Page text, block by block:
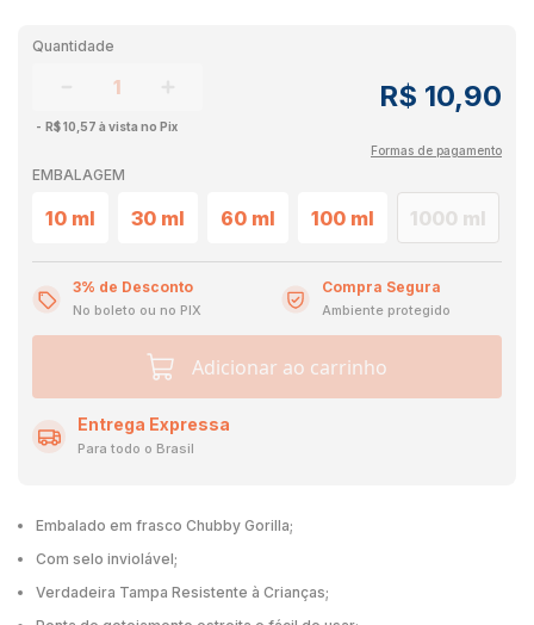
Quantidade
R$ 10,90
R$ 10,57 à vista no Pix
Formas de pagamento
EMBALAGEM
10 ml 30 ml 60 ml 100 ml 1000 ml
3% de Desconto
No boleto ou no PIX
Compra Segura
Ambiente protegido
Adicionar ao carrinho
Entrega Expressa
Para todo o Brasil
Embalado em frasco Chubby Gorilla;
Com selo inviolável;
Verdadeira Tampa Resistente à Crianças;